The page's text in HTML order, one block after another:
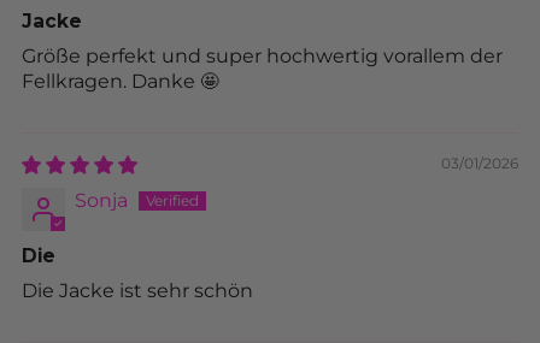
Jacke
Größe perfekt und super hochwertig vorallem der
Fellkragen. Danke 🤩
03/01/2026
Sonja
Die
Die Jacke ist sehr schön